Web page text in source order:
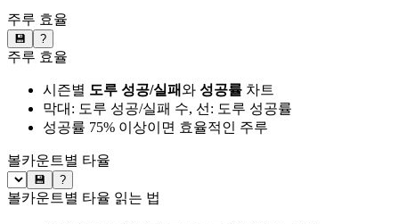
주루 효율
💾 ?
주루 효율
시즌별 도루 성공/실패와 성공률 차트
막대: 도루 성공/실패 수, 선: 도루 성공률
성공률 75% 이상이면 효율적인 주루
볼카운트별 타율
💾 ?
볼카운트별 타율 읽는 법